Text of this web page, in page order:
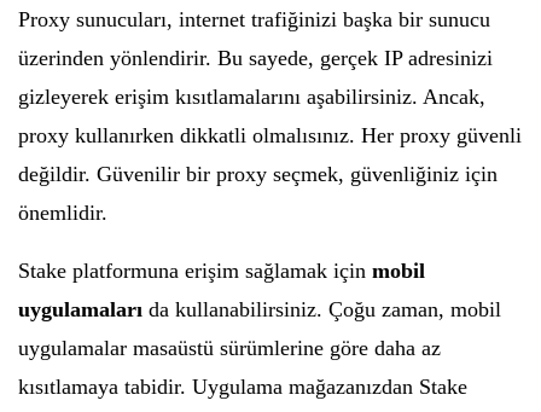
Proxy sunucuları, internet trafiğinizi başka bir sunucu
üzerinden yönlendirir. Bu sayede, gerçek IP adresinizi
gizleyerek erişim kısıtlamalarını aşabilirsiniz. Ancak,
proxy kullanırken dikkatli olmalısınız. Her proxy güvenli
değildir. Güvenilir bir proxy seçmek, güvenliğiniz için
önemlidir.
Stake platformuna erişim sağlamak için mobil
uygulamaları da kullanabilirsiniz. Çoğu zaman, mobil
uygulamalar masaüstü sürümlerine göre daha az
kısıtlamaya tabidir. Uygulama mağazanızdan Stake